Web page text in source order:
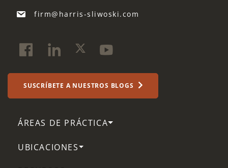
firm@harris-sliwoski.com
SUSCRÍBETE A NUESTROS BLOGS
ÁREAS DE PRÁCTICA
UBICACIONES